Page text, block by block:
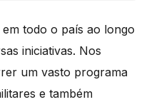
todo o país ao longo
iniciativas. Nos
um vasto programa
e também